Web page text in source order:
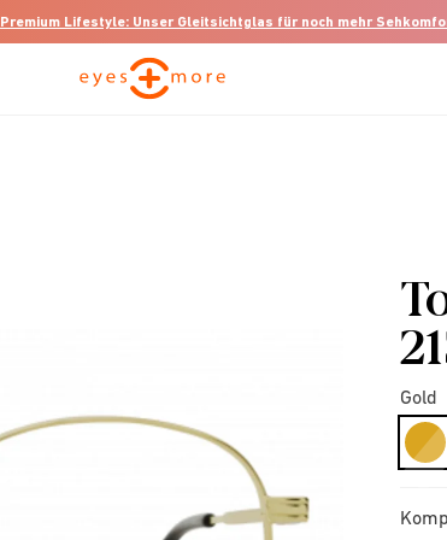
Premium Lifestyle: Unser Gleitsichtglas für noch mehr
Gold